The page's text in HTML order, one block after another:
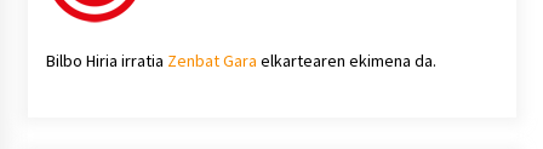
Bilbo Hiria irratia Zenbat Gara elkartearen ekimena da.